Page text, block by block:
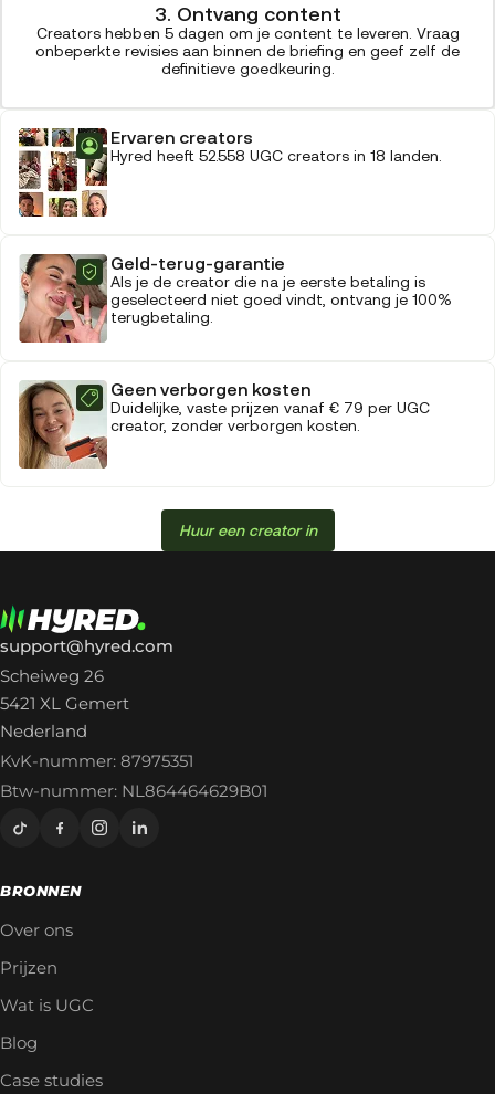
3. Ontvang content
Creators hebben 5 dagen om je content te leveren. Vraag
onbeperkte revisies aan binnen de briefing en geef zelf de
definitieve goedkeuring.
Ervaren creators
Hyred heeft 52.558 UGC creators in 18 landen.
Geld-terug-garantie
Als je de creator die na je eerste betaling is
geselecteerd niet goed vindt, ontvang je 100%
terugbetaling.
Geen verborgen kosten
Duidelijke, vaste prijzen vanaf € 79 per UGC
creator, zonder verborgen kosten.
Huur een creator in
support@hyred.com
Scheiweg 26
5421 XL Gemert
Nederland
KvK-nummer: 87975351
Btw-nummer: NL864464629B01
BRONNEN
Over ons
Prijzen
Wat is UGC
Blog
Case studies